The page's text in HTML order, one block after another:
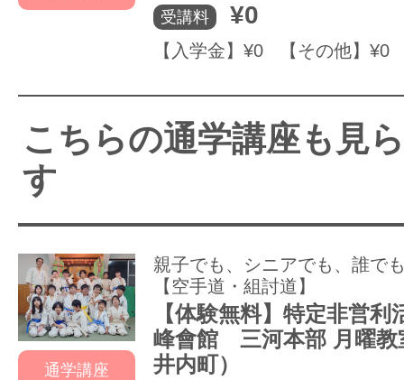
受講料 ¥0
【入学金】¥0 【その他】¥0
こちらの通学講座も見
す
通学講座
親子でも、シニアでも、誰で
【空手道・組討道】
【体験無料】特定非営利
峰會館 三河本部 月曜教
井内町）